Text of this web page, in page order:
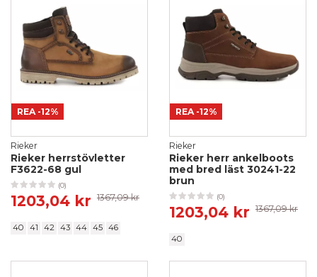
REA -12%
Rieker
Rieker herrstövletter
F3622-68 gul
(0)
1203,04 kr 1367,09 kr
40 41 42 43 44 45 46
REA -12%
Rieker
Rieker herr ankelboots
med bred läst 30241-22
brun
(0)
1203,04 kr 1367,09 kr
40